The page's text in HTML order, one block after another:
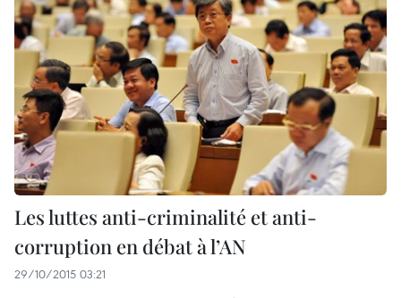
Les luttes anti-criminalité et anti-
corruption en débat à l’AN
29/10/2015 03:21